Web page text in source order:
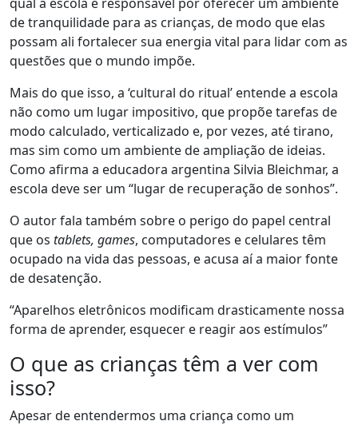
de tranquilidade para as crianças, de modo que elas
possam ali fortalecer sua energia vital para lidar com as
questões que o mundo impõe.
Mais do que isso, a ‘cultural do ritual’ entende a escola
não como um lugar impositivo, que propõe tarefas de
modo calculado, verticalizado e, por vezes, até tirano,
mas sim como um ambiente de ampliação de ideias.
Como afirma a educadora argentina Silvia Bleichmar, a
escola deve ser um “lugar de recuperação de sonhos”.
O autor fala também sobre o perigo do papel central
que os tablets, games, computadores e celulares têm
ocupado na vida das pessoas, e acusa aí a maior fonte
de desatenção.
“Aparelhos eletrônicos modificam drasticamente nossa
forma de aprender, esquecer e reagir aos estímulos”
O que as crianças têm a ver com
isso?
Apesar de entendermos uma criança como um